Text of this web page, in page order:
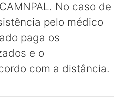
No caso de
pelo médico
paga os
e o
com a distância.